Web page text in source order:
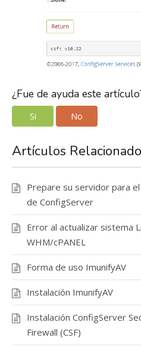
¿Fue de ayuda este
Si No
Artículos
Prepare su servidor para
de ConfigServer
Error al actualizar sistema
WHM/cPANEL
Forma de uso ImunifyAV
Instalación ImunifyAV
Instalación ConfigServer
Firewall (CSF)